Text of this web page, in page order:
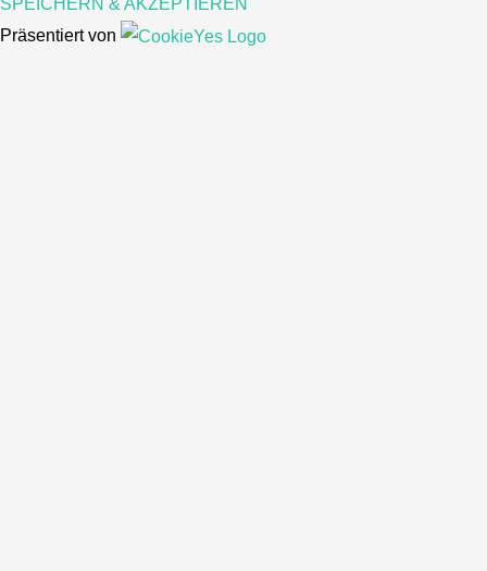
Präsentiert von